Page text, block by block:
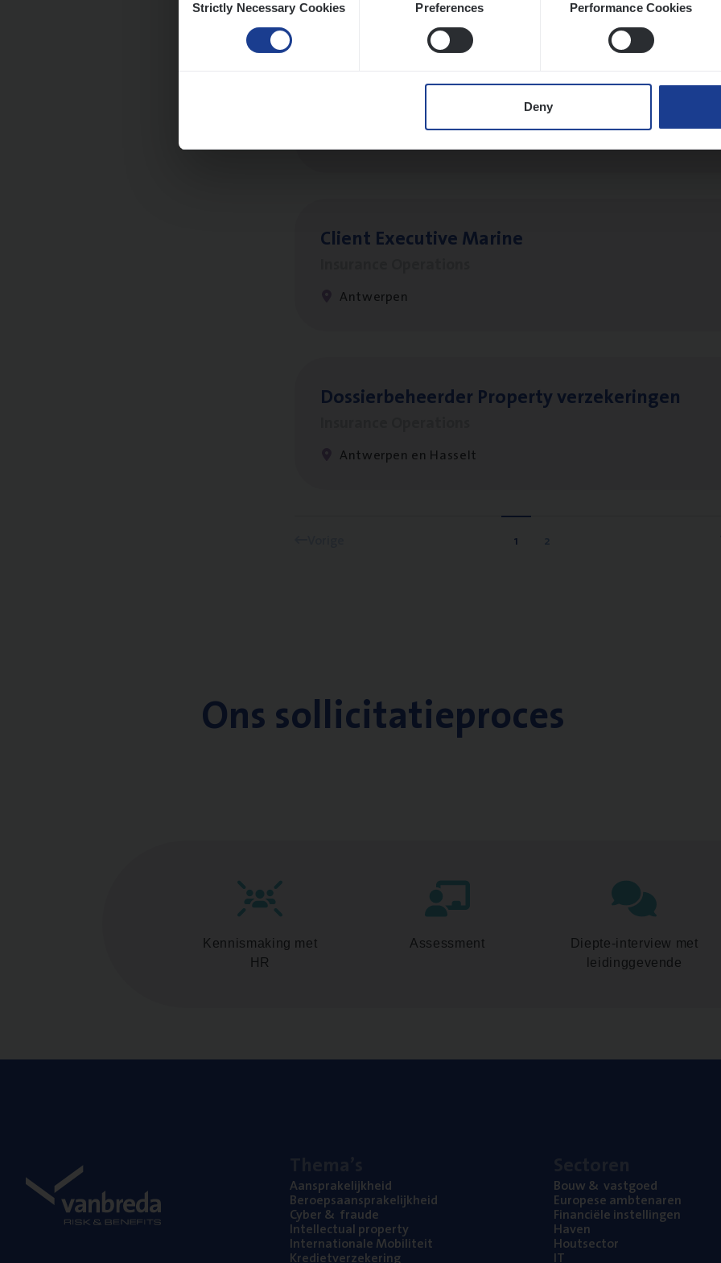
Selection
Strictly Necessary Cookies Preferences Performance Cookies
Deny
Busi­ness Mana­ger Mari­ne Cargo
People Management, Sales Management
Client Exe­cu­ti­ve Marine
Antwerpen
Dos­sier­be­heer­der Pro­per­ty verzekeringen
Antwerpen en Hasselt
1 2
Ons sollicitatieproces
Kennismaking met
HR
Assessment
Diepte-interview met
leidinggevende
Aan­spra­ke­lijk­heid
Beroeps­aan­spra­ke­lijk­heid
Cyber& fraude
Intel­lec­tu­al property
Inter­na­ti­o­na­le Mobiliteit
Kre­diet­ver­ze­ke­ring
Bouw& vastgoed
Euro­pe­se ambtenaren
Finan­ci­ë­le instellingen
Haven
Hout­sec­tor
IT